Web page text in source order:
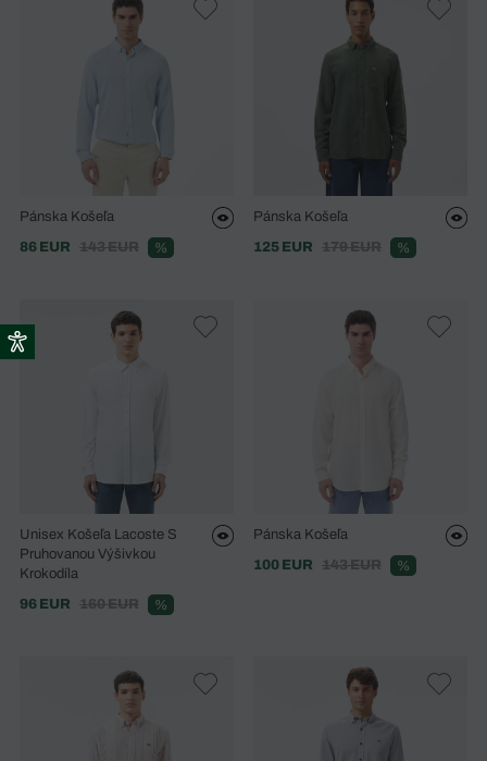
Pánska Košeľa
86 EUR
143 EUR %
Pánska Košeľa
125 EUR
179 EUR %
Unisex Košeľa Lacoste S
Pruhovanou Výšivkou
Krokodíla
96 EUR
160 EUR %
Pánska Košeľa
100 EUR
143 EUR %